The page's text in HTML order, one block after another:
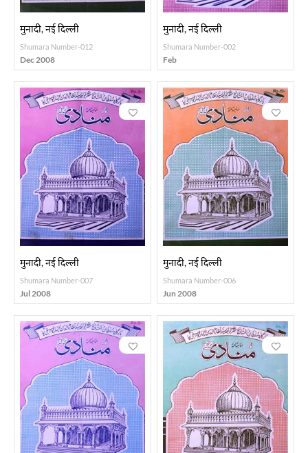
मुनादी, नई दिल्ली
Shumara Number-012
Dec 2008
मुनादी, नई दिल्ली
Shumara Number-002
Feb
मुनादी, नई दिल्ली
Shumara Number-007
Jul 2008
मुनादी, नई दिल्ली
Shumara Number-006
Jun 2008